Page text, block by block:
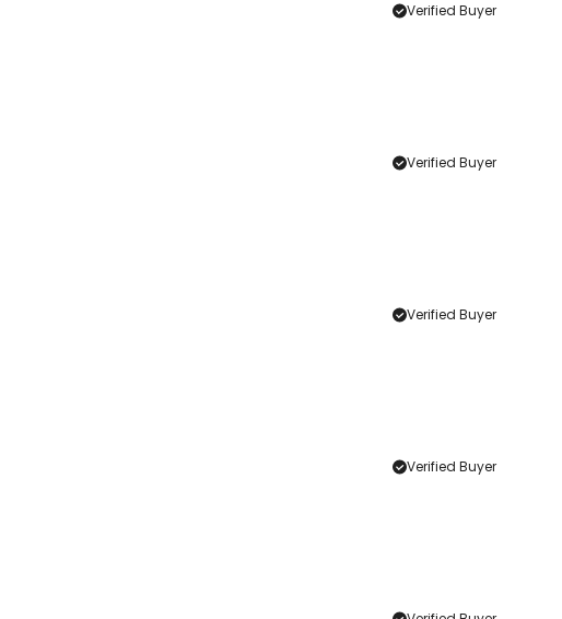
Verified Buyer
Verified Buyer
Verified Buyer
Verified Buyer